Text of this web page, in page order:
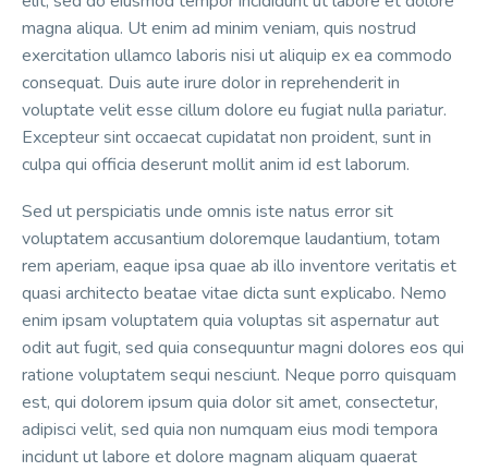
magna aliqua. Ut enim ad minim veniam, quis nostrud
exercitation ullamco laboris nisi ut aliquip ex ea commodo
consequat. Duis aute irure dolor in reprehenderit in
voluptate velit esse cillum dolore eu fugiat nulla pariatur.
Excepteur sint occaecat cupidatat non proident, sunt in
culpa qui officia deserunt mollit anim id est laborum.
Sed ut perspiciatis unde omnis iste natus error sit
voluptatem accusantium doloremque laudantium, totam
rem aperiam, eaque ipsa quae ab illo inventore veritatis et
quasi architecto beatae vitae dicta sunt explicabo. Nemo
enim ipsam voluptatem quia voluptas sit aspernatur aut
odit aut fugit, sed quia consequuntur magni dolores eos qui
ratione voluptatem sequi nesciunt. Neque porro quisquam
est, qui dolorem ipsum quia dolor sit amet, consectetur,
adipisci velit, sed quia non numquam eius modi tempora
incidunt ut labore et dolore magnam aliquam quaerat